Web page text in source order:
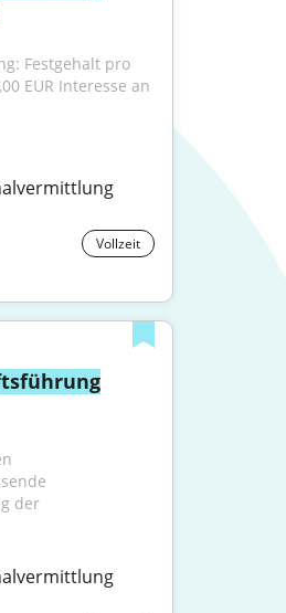
Festgehalt pro
EUR Interesse an
Vollzeit
Unterstützung und Entlastung der